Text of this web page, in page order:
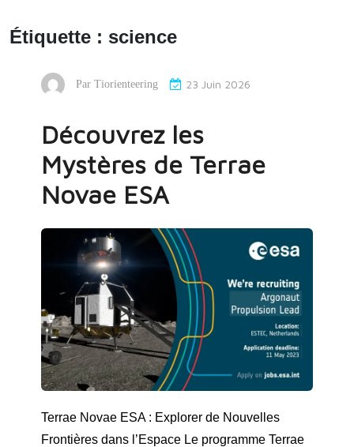
Étiquette : science
Par Tiorienteering 23 Juin 2026
Découvrez les
Mystères de Terrae
Novae ESA
Terrae Novae ESA : Explorer de Nouvelles
Frontières dans l’Espace Le programme Terrae